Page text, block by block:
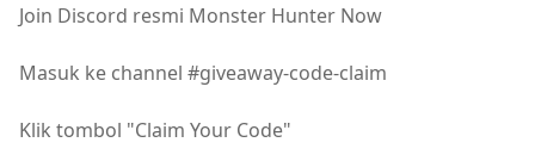
Join Discord resmi Monster Hunter Now
Masuk ke channel #giveaway-code-claim
Klik tombol "Claim Your Code"